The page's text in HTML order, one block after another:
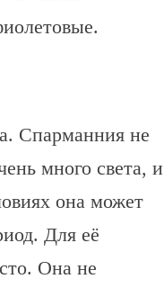
Спарманния не
много света, и
она может
Для её
Она не